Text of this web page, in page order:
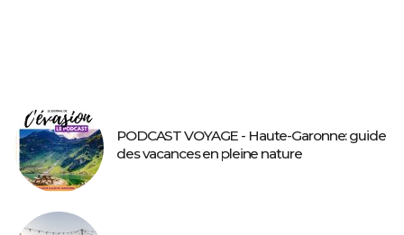
PODCAST VOYAGE - Haute-Garonne: guide
des vacances en pleine nature